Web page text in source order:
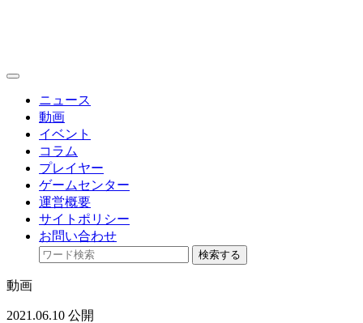
toggle
ニュース
動画
イベント
コラム
プレイヤー
ゲームセンター
運営概要
サイトポリシー
お問い合わせ
検索する
動画
2021.06.10 公開